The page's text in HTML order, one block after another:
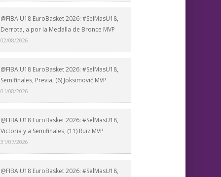
@FIBA U18 EuroBasket 2026: #SelMasU18,
Derrota, a por la Medalla de Bronce MVP
02/08/2026
@FIBA U18 EuroBasket 2026: #SelMasU18,
Semifinales, Previa, (6) Joksimović MVP
01/08/2026
@FIBA U18 EuroBasket 2026: #SelMasU18,
Victoria y a Semifinales, (11) Ruiz MVP
31/07/2026
@FIBA U18 EuroBasket 2026: #SelMasU18,